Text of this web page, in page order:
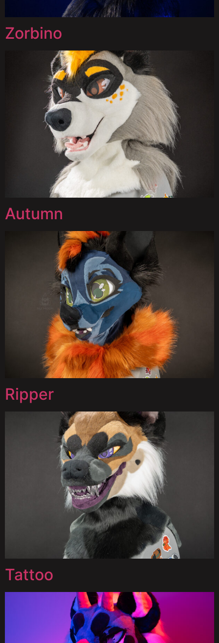
Zorbino
Autumn
Ripper
Tattoo